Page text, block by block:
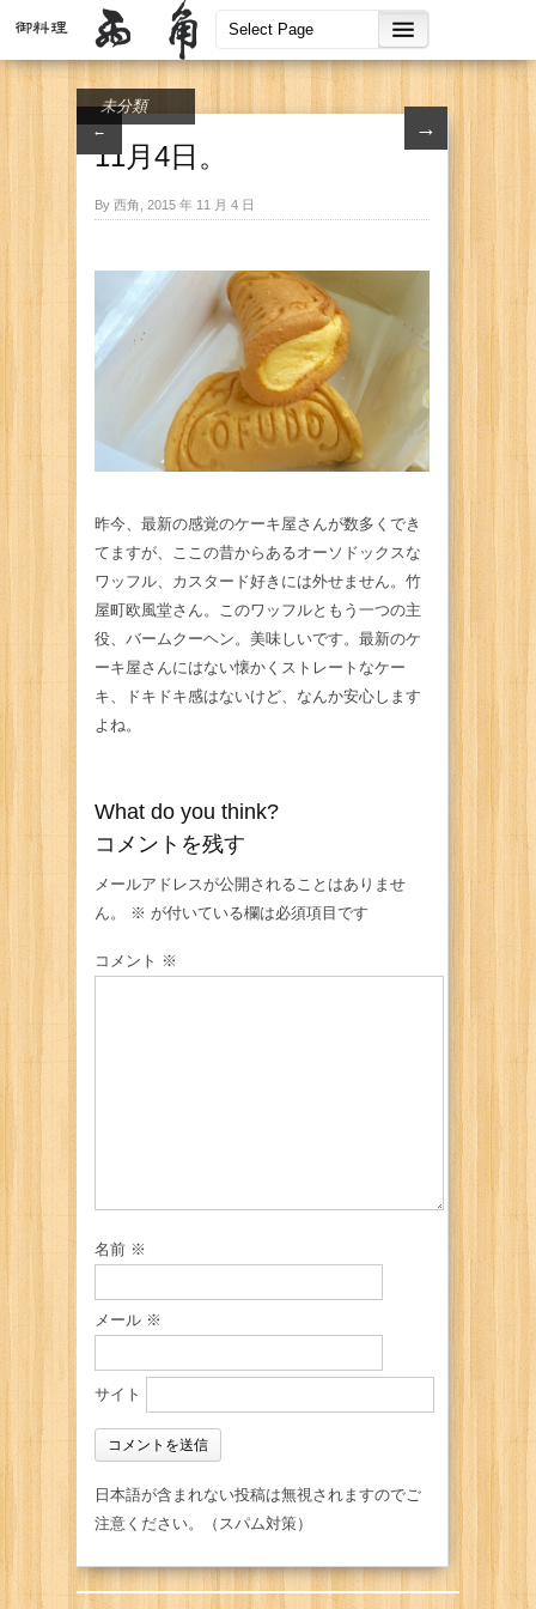
← →
未分類
11月4日。
By 西角, 2015 年 11 月 4 日
昨今、最新の感覚のケーキ屋さんが数多くでき
てますが、ここの昔からあるオーソドックスな
ワッフル、カスタード好きには外せません。竹
屋町欧風堂さん。このワッフルともう一つの主
役、バームクーヘン。美味しいです。最新のケ
ーキ屋さんにはない懐かくストレートなケー
キ、ドキドキ感はないけど、なんか安心します
よね。
What do you think?
コメントを残す
メールアドレスが公開されることはありませ
ん。
※ が付いている欄は必須項目です
コメント ※
名前 ※
メール ※
サイト
日本語が含まれない投稿は無視されますのでご
注意ください。（スパム対策）